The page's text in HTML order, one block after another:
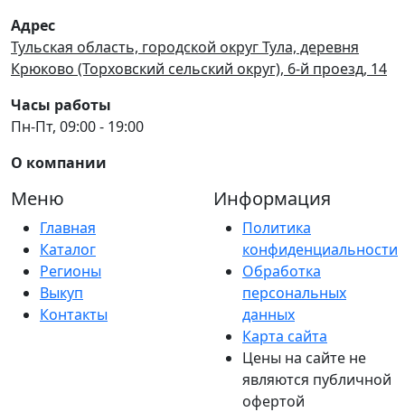
Адрес
Тульская область, городской округ Тула, деревня
Крюково (Торховский сельский округ), 6-й проезд, 14
Часы работы
Пн-Пт, 09:00 - 19:00
О компании
Меню
Главная
Каталог
Регионы
Выкуп
Контакты
Информация
Политика
конфиденциальности
Обработка
персональных
данных
Карта сайта
Цены на сайте не
являются публичной
офертой